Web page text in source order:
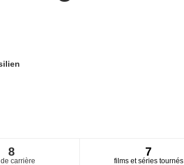
8
carrière
7
films et séries tournés